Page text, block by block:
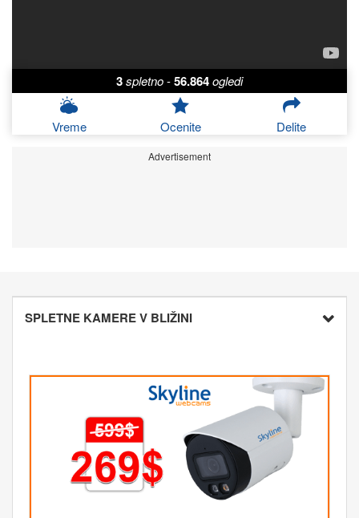
3spletno-56.864ogledi
Vreme Ocenite Delite
Advertisement
SPLETNE KAMERE V BLIŽINI